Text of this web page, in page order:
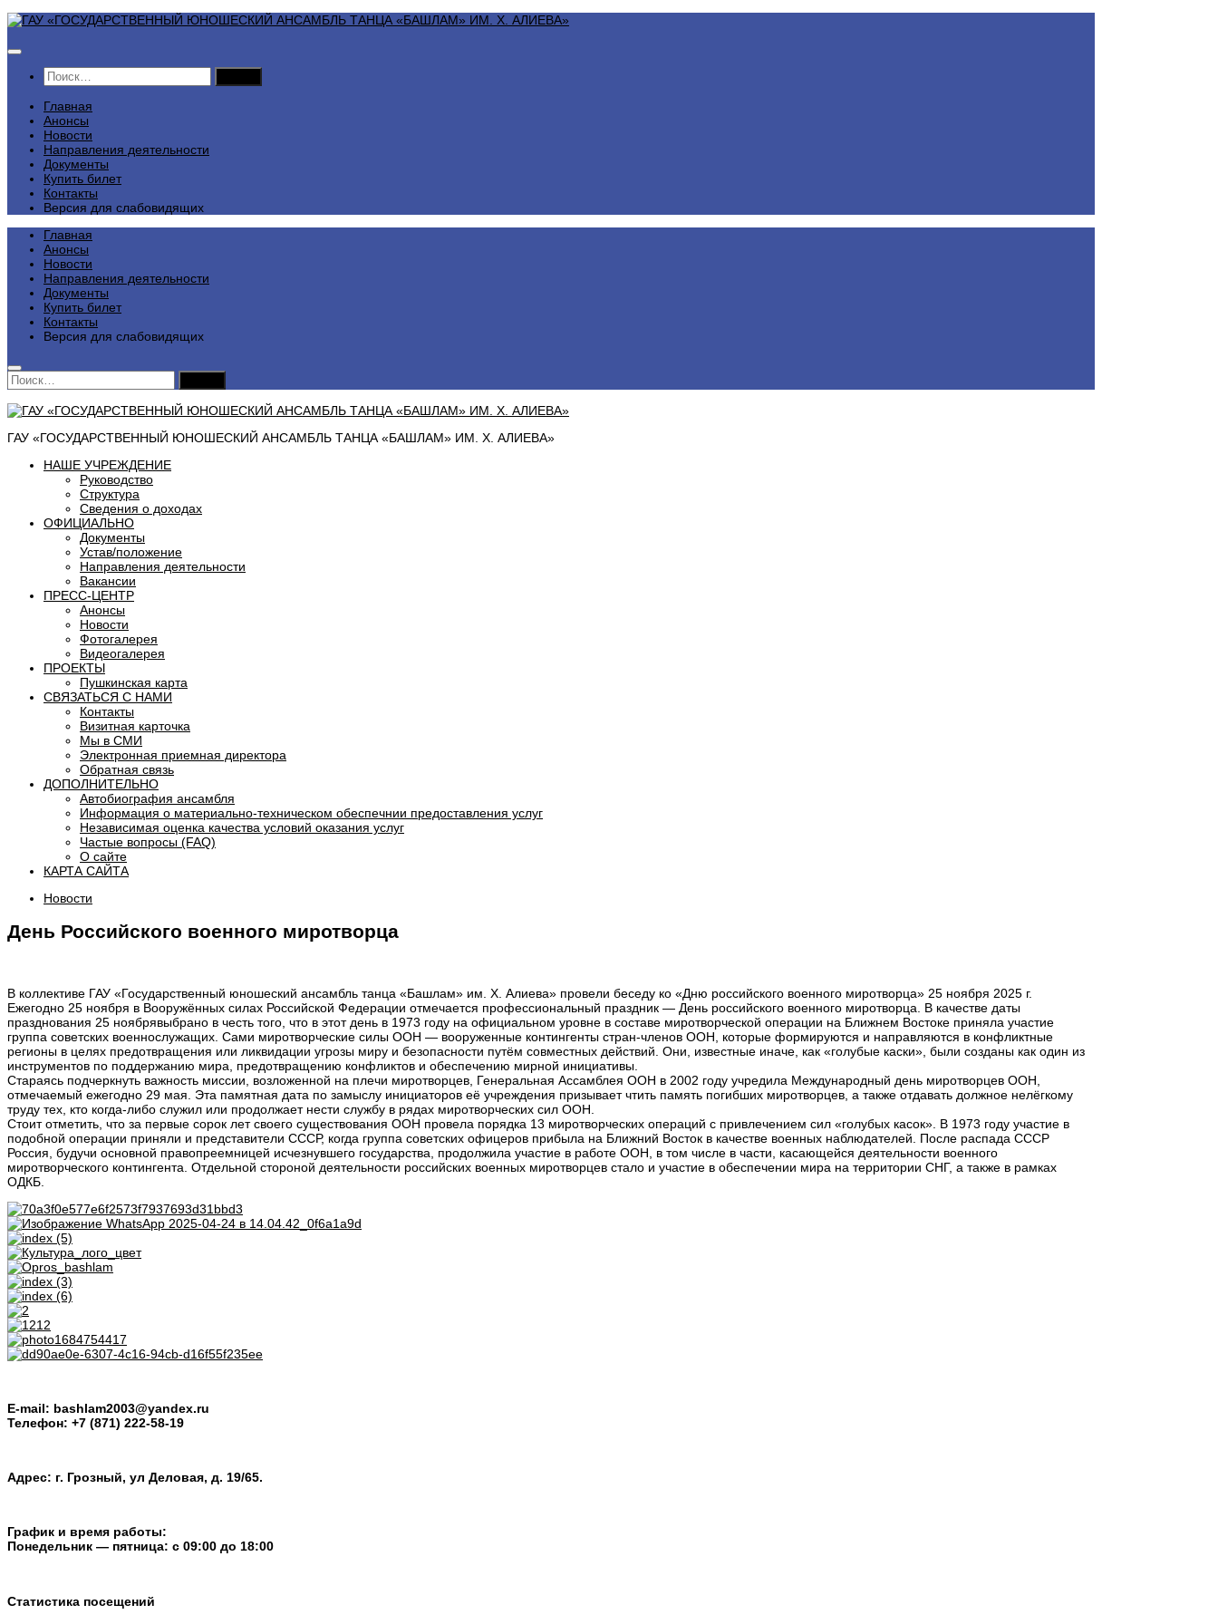
Перейти
содержимому
Найти:
Главная
Анонсы
Новости
Направления деятельности
Документы
Купить билет
Контакты
Версия для слабовидящих
Главная
Анонсы
Новости
Направления деятельности
Документы
Купить билет
Контакты
Версия для слабовидящих
Найти:
ГАУ «ГОСУДАРСТВЕННЫЙ ЮНОШЕСКИЙ АНСАМБЛЬ ТАНЦА «БАШЛАМ» ИМ. Х. АЛИЕВА»
НАШЕ УЧРЕЖДЕНИЕ
Руководство
Структура
Сведения о доходах
ОФИЦИАЛЬНО
Документы
Устав/положение
Направления деятельности
Вакансии
ПРЕСС-ЦЕНТР
Анонсы
Новости
Фотогалерея
Видеогалерея
ПРОЕКТЫ
Пушкинская карта
СВЯЗАТЬСЯ С НАМИ
Контакты
Визитная карточка
Мы в СМИ
Электронная приемная директора
Обратная связь
ДОПОЛНИТЕЛЬНО
Автобиография ансамбля
Информация о материально-техническом обеспечнии предоставления услуг
Независимая оценка качества условий оказания услуг
Частые вопросы (FAQ)
О сайте
КАРТА САЙТА
Новости
День Российского военного миротворца
В коллективе ГАУ «Государственный юношеский ансамбль танца «Башлам» им. Х. Алиева» провели беседу ко «Дню российского военного миротворца» 25 ноября 2025 г.
Ежегодно 25 ноября в Вооружённых силах Российской Федерации отмечается профессиональный праздник — День российского военного миротворца. В качестве даты
празднования 25 ноябрявыбрано в честь того, что в этот день в 1973 году на официальном уровне в составе миротворческой операции на Ближнем Востоке приняла участие
группа советских военнослужащих. Сами миротворческие силы ООН — вооруженные контингенты стран-членов ООН, которые формируются и направляются в конфликтные
регионы в целях предотвращения или ликвидации угрозы миру и безопасности путём совместных действий. Они, известные иначе, как «голубые каски», были созданы как один из
инструментов по поддержанию мира, предотвращению конфликтов и обеспечению мирной инициативы.
Стараясь подчеркнуть важность миссии, возложенной на плечи миротворцев, Генеральная Ассамблея ООН в 2002 году учредила Международный день миротворцев ООН,
отмечаемый ежегодно 29 мая. Эта памятная дата по замыслу инициаторов её учреждения призывает чтить память погибших миротворцев, а также отдавать должное нелёгкому
труду тех, кто когда-либо служил или продолжает нести службу в рядах миротворческих сил ООН.
Стоит отметить, что за первые сорок лет своего существования ООН провела порядка 13 миротворческих операций с привлечением сил «голубых касок». В 1973 году участие в
подобной операции приняли и представители СССР, когда группа советских офицеров прибыла на Ближний Восток в качестве военных наблюдателей. После распада СССР
Россия, будучи основной правопреемницей исчезнувшего государства, продолжила участие в работе ООН, в том числе в части, касающейся деятельности военного
миротворческого контингента. Отдельной стороной деятельности российских военных миротворцев стало и участие в обеспечении мира на территории СНГ, а также в рамках
ОДКБ.
E-mail: bashlam2003@yandex.ru
Телефон: +7 (871) 222-58-19
Адрес: г. Грозный, ул Деловая, д. 19/65.
График и время работы:
Понедельник — пятница: с 09:00 до 18:00
Статистика посещений